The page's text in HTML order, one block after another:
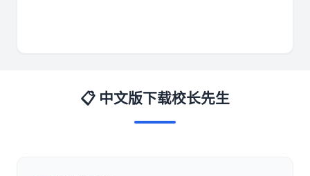
📋 中文版下载校长先生